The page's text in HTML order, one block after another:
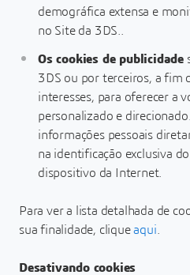
demográfica extensa e
no Site da 3DS..
Os cookies de publicidade
3DS ou por terceiros, a fim
interesses, para oferecer a
personalizado e
informações pessoais
na identificação exclusiva
dispositivo da Internet.
Para ver a lista detalhada de
sua finalidade, cliqueaqui
Desativando cookies